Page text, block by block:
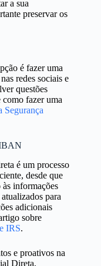
a sua
preservar os
é fazer uma
redes sociais e
questões
como fazer uma
Segurança
é um processo
desde que
às informações
para
adicionais
sobre
IRS.
e proativos na
Direta,